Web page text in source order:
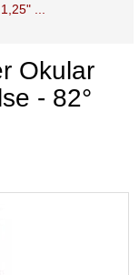
...
Okular
- 82°